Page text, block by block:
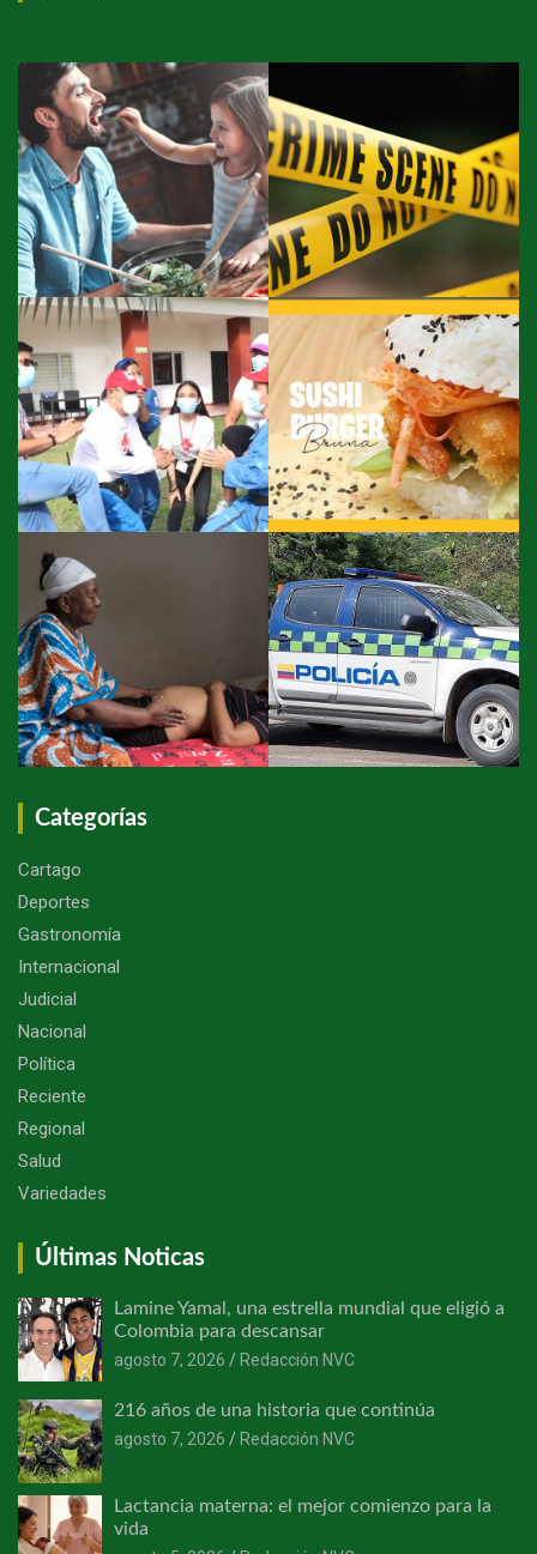
Categorías
Cartago
Deportes
Gastronomía
Internacional
Judicial
Nacional
Política
Reciente
Regional
Salud
Variedades
Últimas Noticas
Lamine Yamal, una estrella mundial que eligió a
Colombia para descansar
agosto 7, 2026
Redacción NVC
216 años de una historia que continúa
agosto 7, 2026
Redacción NVC
Lactancia materna: el mejor comienzo para la
vida